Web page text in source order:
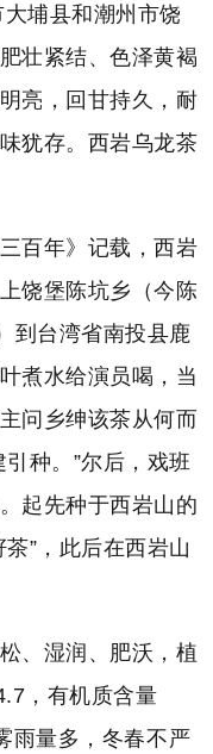
埔县和潮州市饶
壮紧结、色泽黄褐
亮，回甘持久，耐
犹存。西岩乌龙茶
百年》记载，西岩
饶堡陈坑乡（今陈
到台湾省南投县鹿
煮水给演员喝，当
问乡绅该茶从何而
种。”尔后，戏班
起先种于西岩山的
”，此后在西岩山
、湿润、肥沃，植
，有机质含量
雨量多，冬春不严